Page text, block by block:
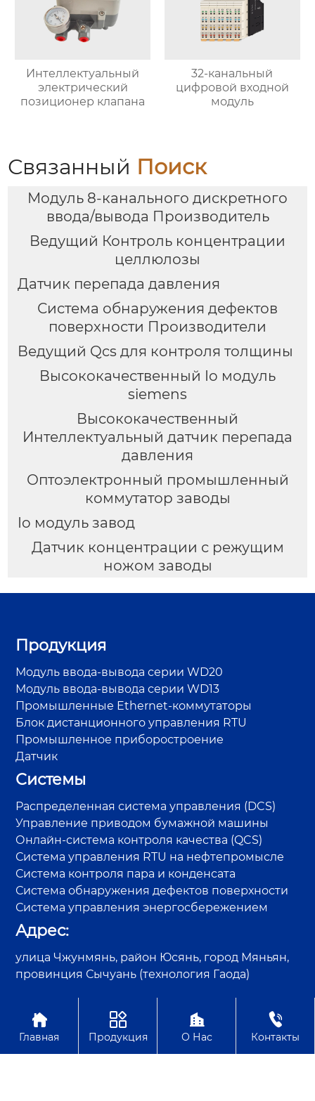
Интеллектуальный
электрический
позиционер клапана
32-канальный
цифровой входной
модуль
Связанный Поиск
Модуль 8-канального дискретного
ввода/вывода Производитель
Ведущий Контроль концентрации
целлюлозы
Датчик перепада давления
Система обнаружения дефектов
поверхности Производители
Ведущий Qcs для контроля толщины
Высококачественный Io модуль
siemens
Высококачественный
Интеллектуальный датчик перепада
давления
Оптоэлектронный промышленный
коммутатор заводы
Io модуль завод
Датчик концентрации с режущим
ножом заводы
Продукция
Модуль ввода-вывода серии WD20
Модуль ввода-вывода серии WD13
Промышленные Ethernet-коммутаторы
Блок дистанционного управления RTU
Промышленное приборостроение
Датчик
Системы
Распределенная система управления (DCS)
Управление приводом бумажной машины
Онлайн-система контроля качества (QCS)
Система управления RTU на нефтепромысле
Система контроля пара и конденсата
Система обнаружения дефектов поверхности
Система управления энергосбережением
Адрес:
улица Чжунмянь, район Юсянь, город Мяньян,
провинция Сычуань (технология Гаода)
Авторское право©Sichuan GAODA Technology Co., Ltd.

Главная

Продукция

О Нас

Контакты